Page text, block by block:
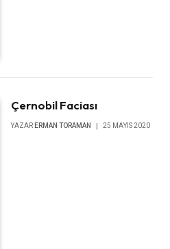
Çernobil Faciası
YAZAR ERMAN TORAMAN 25 MAYIS 2020